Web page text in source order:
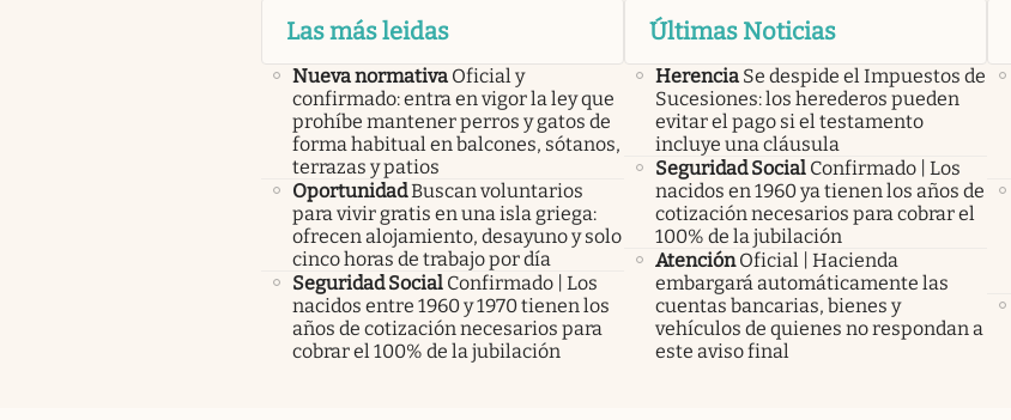
Las más leidas
Nueva normativa Oficial y
confirmado: entra en vigor la ley que
prohíbe mantener perros y gatos de
forma habitual en balcones, sótanos,
terrazas y patios
OportunidadBuscan voluntarios
para vivir gratis en una isla griega:
ofrecen alojamiento, desayuno y solo
cinco horas de trabajo por día
Seguridad Social Confirmado | Los
nacidos entre 1960 y 1970 tienen los
años de cotización necesarios para
cobrar el 100% de la jubilación
Últimas Noticias
Herencia Se despide el Impuestos de
Sucesiones: los herederos pueden
evitar el pago si el testamento
incluye una cláusula
Seguridad Social Confirmado | Los
nacidos en 1960 ya tienen los años de
cotización necesarios para cobrar el
100% de la jubilación
Atención Oficial | Hacienda
embargará automáticamente las
cuentas bancarias, bienes y
vehículos de quienes no respondan a
este aviso final